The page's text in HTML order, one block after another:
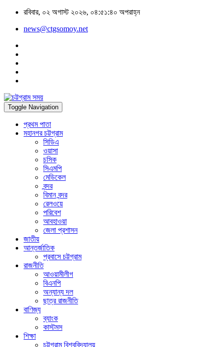
রবিবার, ০২ অগাস্ট ২০২৬, ০৪:৫১:৪০ অপরাহ্ন
news@ctgsomoy.net
Toggle Navigation
প্রথম পাতা
মহানগর চট্টগ্রাম
সিডিএ
ওয়াসা
চসিক
সিএমপি
মেডিকেল
বন্দর
বিমান বন্দর
রেলওয়ে
পরিবেশ
আবহাওয়া
জেলা প্রশাসন
জাতীয়
আন্তর্জাতিক
প্রবাসে চট্টগ্রাম
রাজনীতি
আওয়ামীলীগ
বিএনপি
অন্যান্য দল
ছাত্র রাজনীতি
বাণিজ্য
ব্যাংক
কাস্টমস
শিক্ষা
চট্টগ্রাম বিশ্ববিদ্যালয়